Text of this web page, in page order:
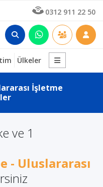
0312 911 22 50
Ülkeler
İşletme
ve 1
- Uluslararası